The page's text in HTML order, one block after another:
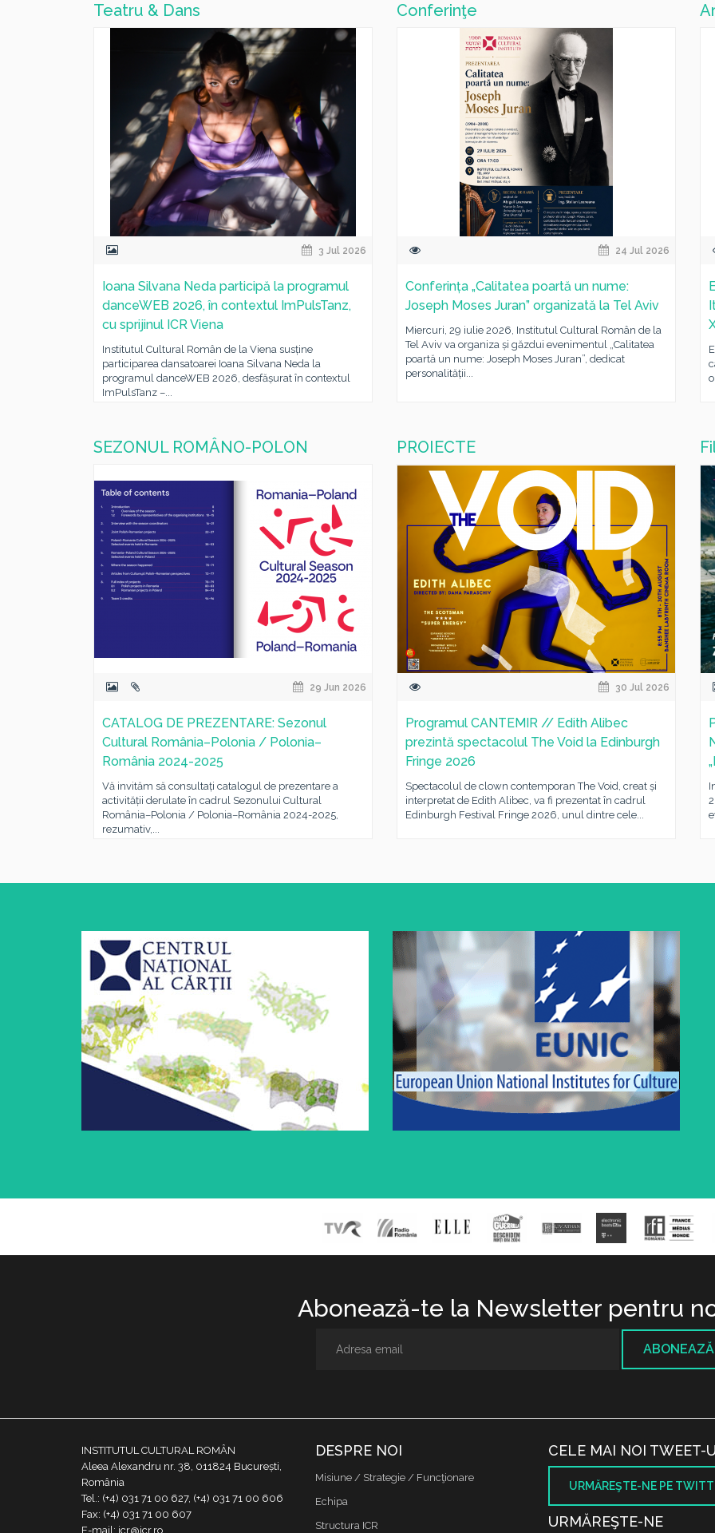
Teatru & Dans
3 Jul 2026
Ioana Silvana Neda participă la programul
danceWEB 2026, în contextul ImPulsTanz,
cu sprijinul ICR Viena
Institutul Cultural Român de la Viena susține
participarea dansatoarei Ioana Silvana Neda la
programul danceWEB 2026, desfășurat în contextul
ImPulsTanz –...
Conferinţe
24 Jul 2026
Conferința „Calitatea poartă un nume:
Joseph Moses Juran” organizată la Tel Aviv
Miercuri, 29 iulie 2026, Institutul Cultural Român de la
Tel Aviv va organiza și găzdui evenimentul „Calitatea
poartă un nume: Joseph Moses Juran”, dedicat
personalității...
SEZONUL ROMÂNO-POLON
29 Jun 2026
CATALOG DE PREZENTARE: Sezonul
Cultural România–Polonia / Polonia–
România 2024-2025
Vă invităm să consultați catalogul de prezentare a
activității derulate în cadrul Sezonului Cultural
România–Polonia / Polonia–România 2024-2025,
rezumativ,...
PROIECTE
30 Jul 2026
Programul CANTEMIR // Edith Alibec
prezintă spectacolul The Void la Edinburgh
Fringe 2026
Spectacolul de clown contemporan The Void, creat și
interpretat de Edith Alibec, va fi prezentat în cadrul
Edinburgh Festival Fringe 2026, unul dintre cele...
Abonează-te la Newsletter pentru
INSTITUTUL CULTURAL ROMÂN
Aleea Alexandru nr. 38, 011824 București,
România
Tel.: (+4) 031 71 00 627, (+4) 031 71 00 606
Fax: (+4) 031 71 00 607
E-mail: icr@icr.ro
DESPRE NOI
Misiune / Strategie / Funcţionare
Echipa
Structura ICR
CELE MAI NOI TWEET-
URMĂREŞTE-NE PE
URMĂREŞTE-NE